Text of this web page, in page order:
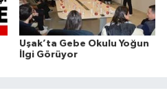
Uşak’ta Gebe Okulu Yoğun
İlgi Görüyor